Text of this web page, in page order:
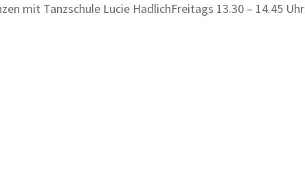
mit Tanzschule Lucie HadlichFreitags 13.30 – 14.45 Uhr